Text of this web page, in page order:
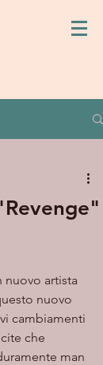
nuovo artista
nuovo
cambiamenti
che
man